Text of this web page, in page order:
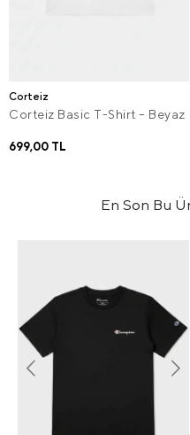
Corteiz
Corteiz Basic T-Shirt – Beyaz
699,00 TL
En Son Bu